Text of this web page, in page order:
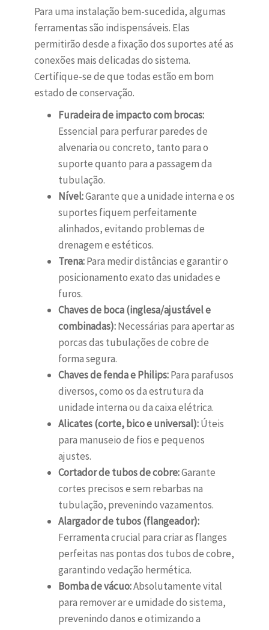
Para uma instalação bem-sucedida, algumas
ferramentas são indispensáveis. Elas
permitirão desde a fixação dos suportes até as
conexões mais delicadas do sistema.
Certifique-se de que todas estão em bom
estado de conservação.
Furadeira de impacto com brocas:
Essencial para perfurar paredes de
alvenaria ou concreto, tanto para o
suporte quanto para a passagem da
tubulação.
Nível:Garante que a unidade interna e os
suportes fiquem perfeitamente
alinhados, evitando problemas de
drenagem e estéticos.
Trena:Para medir distâncias e garantir o
posicionamento exato das unidades e
furos.
Chaves de boca (inglesa/ajustável e
combinadas):Necessárias para apertar as
porcas das tubulações de cobre de
forma segura.
Chaves de fenda e Philips:Para parafusos
diversos, como os da estrutura da
unidade interna ou da caixa elétrica.
Alicates (corte, bico e universal):Úteis
para manuseio de fios e pequenos
ajustes.
Cortador de tubos de cobre:Garante
cortes precisos e sem rebarbas na
tubulação, prevenindo vazamentos.
Alargador de tubos (flangeador):
Ferramenta crucial para criar as flanges
perfeitas nas pontas dos tubos de cobre,
garantindo vedação hermética.
Bomba de vácuo:Absolutamente vital
para remover ar e umidade do sistema,
prevenindo danos e otimizando a